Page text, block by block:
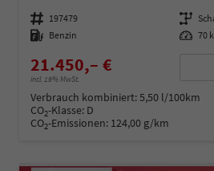
Fahrzeugnummer 197479 Getriebe
Kraftstoff Benzin Leistung 70
21.450,– €
incl. 19% MwSt.
Verbrauch kombiniert:5,50 l/100km
CO2-Klasse: D
CO2-Emissionen: 124,00 g/km